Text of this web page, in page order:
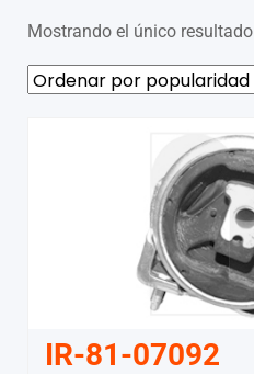
Mostrando el único resultado
IR-81-07092